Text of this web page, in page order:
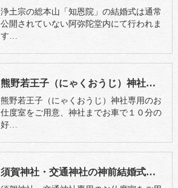
浄土宗の総本山「知恩院」の結婚式は通常
公開されていない阿弥陀堂内にて行われま
す…
熊野若王子（にゃくおうじ）神社の神前結婚式（京都市左京区）
熊野若王子（にゃくおうじ）神社専用のお
仕度室をご用意、神社までお車で１０分の
好…
須賀神社・交通神社の神前結婚式（京都市左京区）